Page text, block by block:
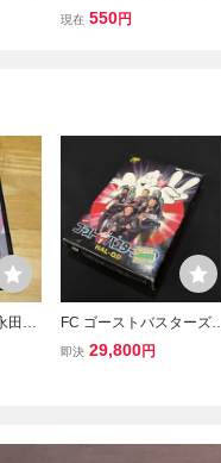
FC ファミコン 取説付 F1
現在 550円
田町
FC ゴーストバスターズ2
箱付 取説付 ファミコンソ
即決 29,800円